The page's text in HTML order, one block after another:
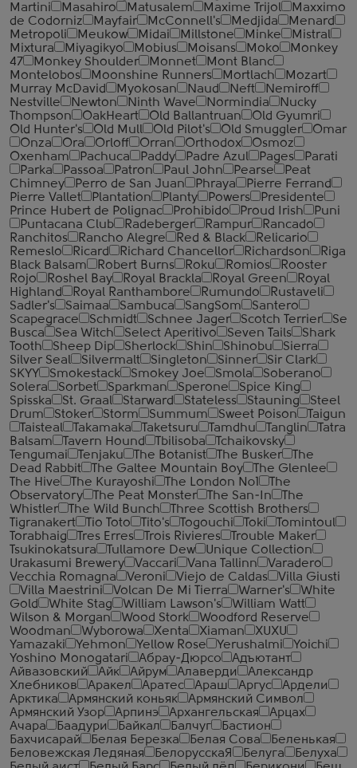
Martini
Masahiro Matusalem Maxime Trijol
Maxximo
de Codorniz
Mayfair McConnell's Medjida
Menard
Metropoli
Meukow Midai Millstone Minke
Mistral
Mixtura
Miyagikyo Mobius Moisans Moko
Monkey
47
Monkey Shoulder Monnet
Mont Blanc
Montelobos
Moonshine Runners Mortlach
Mozart
Murray McDavid
Myokosan Naud Neft
Nemiroff
Nestville
Newton Ninth Wave Normindia
Nucky
Thompson
OakHeart Old Ballantruan
Old Gyumri
Old Hunter's
Old Mull Old Pilot's Old Smuggler
Omar
Onza
Ora Orloff Orran Orthodox
Osmoz
Oxenham
Pachuca Paddy Padre Azul Pages
Parati
Parka
Passoa Patron Paul John Pearse
Peat
Chimney
Perro de San Juan Phraya
Pierre Ferrand
Pierre Vallet
Plantation Planty Powers
Presidente
Prince Hubert de Polignac
Prohibido Proud Irish
Puni
Puntacana Club
Radeberger Rampur
Rancado
Ranchitos
Rancho Alegre Red & Black
Relicario
Remeslo
Ricard Richard Chancellor Richardson
Riga
Black Balsam
Robert Burns Roku Romios
Rooster
Rojo
Roshel Bay Royal Brackla Royal Green
Royal
Highland
Royal Ranthambore Rumundo
Rustaveli
Sadler's
Saimaa Sambuca SangSom
Santero
Scapegrace
Schmidt Schnee Jager Scotch Terrier
Se
Busca
Sea Witch Select Aperitivo Seven Tails
Shark
Tooth
Sheep Dip Sherlock Shin Shinobu
Sierra
Silver Seal
Silvermalt Singleton Sinner
Sir Clark
SKYY
Smokestack Smokey Joe Smola
Soberano
Solera
Sorbet Sparkman Sperone
Spice King
Spisska
St. Graal Starward Stateless Stauning
Steel
Drum
Stoker Storm Summum Sweet Poison
Taigun
Taisteal
Takamaka Taketsuru Tamdhu Tanglin
Tatra
Balsam
Tavern Hound Tbilisoba
Tchaikovsky
Tengumai
Tenjaku The Botanist The Busker
The
Dead Rabbit
The Galtee Mountain Boy
The Glenlee
The Hive
The Kurayoshi The London №1
The
Observatory
The Peat Monster The San-In
The
Whistler
The Wild Bunch
Three Scottish Brothers
Tigranakert
Tio Toto Tito's Togouchi Toki
Tomintoul
Torabhaig
Tres Erres Trois Rivieres
Trouble Maker
Tsukinokatsura
Tullamore Dew
Unique Collection
Urakasumi Brewery
Vaccari Vana Tallinn
Varadero
Vecchia Romagna
Veroni Viejo de Caldas
Villa Giusti
Villa Maestrini
Volcan De Mi Tierra Warner's
White
Gold
White Stag William Lawson's
William Watt
Wilson & Morgan
Wood Stork
Woodford Reserve
Woodman
Wyborowa Xenta Xiaman
XUXU
Yamazaki
Yehmon Yellow Rose Yerushalmi
Yoichi
Yoshino Monogatari
Абрау-Дюрсо
Адъютант
Айвазовский
Айк Айрум Алаверди
Александр
Хлебников
Аракел Аратес Араш Аргус
Ардели
Арктика
Армянский коньяк
Армянский Символ
Армянский Узор
Арпинэ Архангельская
Арцах
Ачара
Баадури Байкал Балчуг
Бастион
Бахчисарай
Белая Березка Белая Сова
Беленькая
Беловежская Ледяная
БелорусскаЯ Белуга
Белуха